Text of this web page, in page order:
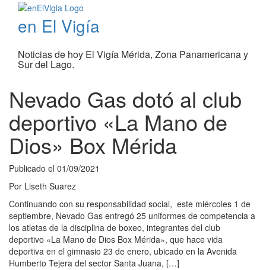
en El Vigía
Noticias de hoy El Vigía Mérida, Zona Panamericana y
Sur del Lago.
Nevado Gas dotó al club
deportivo «La Mano de
Dios» Box Mérida
Publicado el 01/09/2021
Por Liseth Suarez
Continuando con su responsabilidad social, este miércoles 1 de
septiembre, Nevado Gas entregó 25 uniformes de competencia a
los atletas de la disciplina de boxeo, integrantes del club
deportivo «La Mano de Dios Box Mérida», que hace vida
deportiva en el gimnasio 23 de enero, ubicado en la Avenida
Humberto Tejera del sector Santa Juana, […]